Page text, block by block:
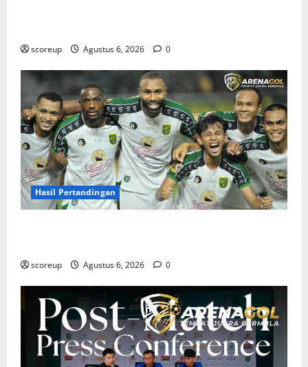
scoreup Agustus 6, 2026 0
Hasil Pertandingan
scoreup Agustus 6, 2026 0